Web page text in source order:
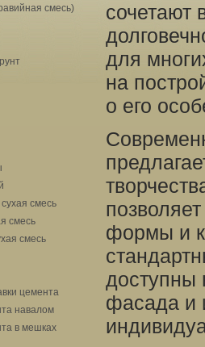
смесь)
смесь
смесь
смесь
цемента
навалом
в мешках
сочетают
для
на
о его
формы и
фасада и